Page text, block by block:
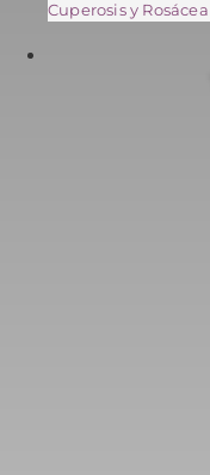
Cuperosis y Rosácea